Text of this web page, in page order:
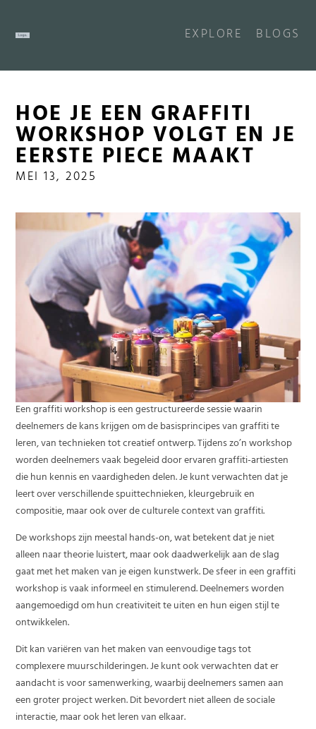
EXPLORE BLOGS
HOE JE EEN GRAFFITI
WORKSHOP VOLGT EN JE
EERSTE PIECE MAAKT
MEI 13, 2025
Een graffiti workshop is een gestructureerde sessie waarin
deelnemers de kans krijgen om de basisprincipes van graffiti te
leren, van technieken tot creatief ontwerp. Tijdens zo’n workshop
worden deelnemers vaak begeleid door ervaren graffiti-artiesten
die hun kennis en vaardigheden delen. Je kunt verwachten dat je
leert over verschillende spuittechnieken, kleurgebruik en
compositie, maar ook over de culturele context van graffiti.
De workshops zijn meestal hands-on, wat betekent dat je niet
alleen naar theorie luistert, maar ook daadwerkelijk aan de slag
gaat met het maken van je eigen kunstwerk. De sfeer in een graffiti
workshop is vaak informeel en stimulerend. Deelnemers worden
aangemoedigd om hun creativiteit te uiten en hun eigen stijl te
ontwikkelen.
Dit kan variëren van het maken van eenvoudige tags tot
complexere muurschilderingen. Je kunt ook verwachten dat er
aandacht is voor samenwerking, waarbij deelnemers samen aan
een groter project werken. Dit bevordert niet alleen de sociale
interactie, maar ook het leren van elkaar.